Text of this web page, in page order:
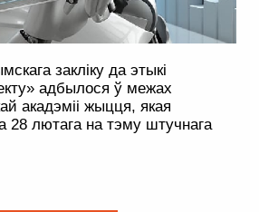
закліку да этыкі
адбылося ў межах
акадэміі жыцця, якая
28 лютага на тэму штучнага